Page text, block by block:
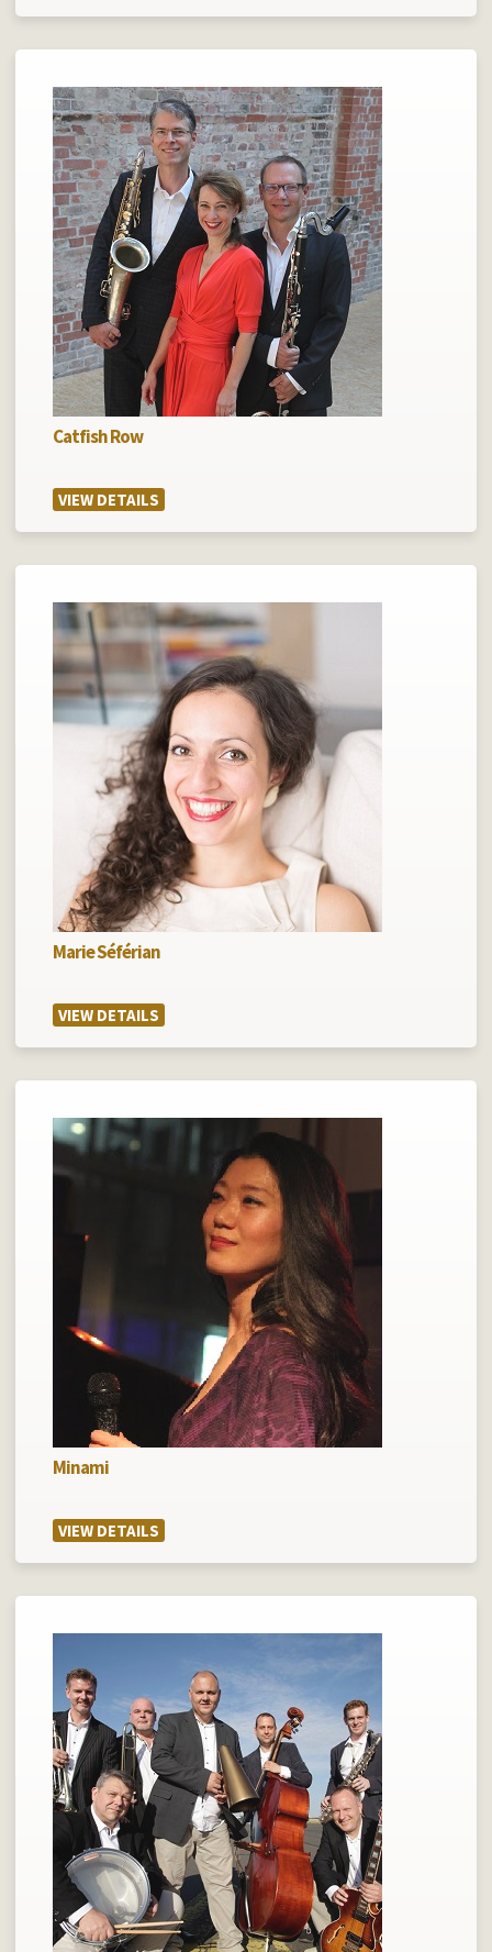
Catfish Row
VIEW DETAILS
Marie Séférian
VIEW DETAILS
Minami
VIEW DETAILS